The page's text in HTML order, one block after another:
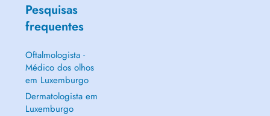
Pesquisas
frequentes
Oftalmologista -
Médico dos olhos
em Luxemburgo
Dermatologista em
Luxemburgo